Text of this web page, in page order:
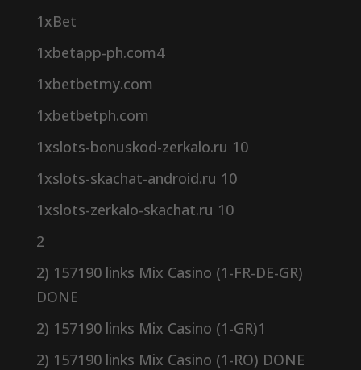
1xBet
1xbetapp-ph.com4
1xbetbetmy.com
1xbetbetph.com
1xslots-bonuskod-zerkalo.ru 10
1xslots-skachat-android.ru 10
1xslots-zerkalo-skachat.ru 10
2
2) 157190 links Mix Casino (1-FR-DE-GR)
DONE
2) 157190 links Mix Casino (1-GR)1
2) 157190 links Mix Casino (1-RO) DONE